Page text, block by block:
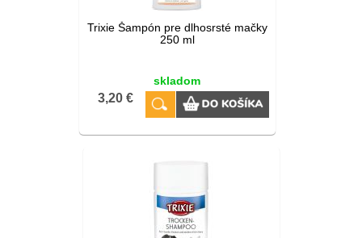
Trixie Šampón pre dlhosrsté mačky
250 ml
skladom
3,20 €